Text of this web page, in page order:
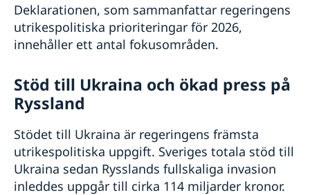
Deklarationen, som sammanfattar regeringens
utrikespolitiska prioriteringar för 2026,
innehåller ett antal fokusområden.
Stöd till Ukraina och ökad press på
Ryssland
Stödet till Ukraina är regeringens främsta
utrikespolitiska uppgift. Sveriges totala stöd till
Ukraina sedan Rysslands fullskaliga invasion
inleddes uppgår till cirka 114 miljarder kronor.